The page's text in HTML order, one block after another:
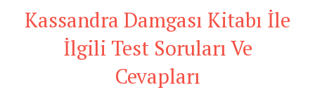
Kassandra Damgası Kitabı İle
İlgili Test Soruları Ve
Cevapları